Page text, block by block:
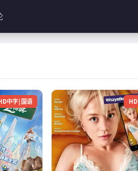
中字|国语 HD